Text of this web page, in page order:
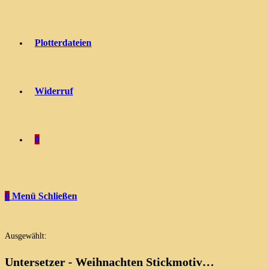
Plotterdateien
Widerruf
0
0 Menü Schließen
Ausgewählt:
Untersetzer - Weihnachten Stickmotiv…